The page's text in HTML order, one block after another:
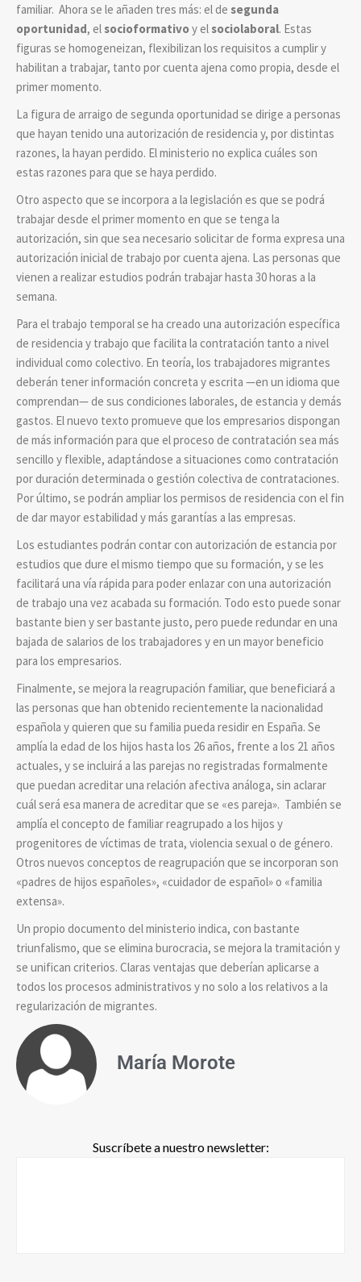
familiar. Ahora se le añaden tres más: el de segunda
oportunidad, el socioformativoy el sociolaboral. Estas
figuras se homogeneizan, flexibilizan los requisitos a cumplir y
habilitan a trabajar, tanto por cuenta ajena como propia, desde el
primer momento.
La figura de arraigo de segunda oportunidad se dirige a personas
que hayan tenido una autorización de residencia y, por distintas
razones, la hayan perdido. El ministerio no explica cuáles son
estas razones para que se haya perdido.
Otro aspecto que se incorpora a la legislación es que se podrá
trabajar desde el primer momento en que se tenga la
autorización, sin que sea necesario solicitar de forma expresa una
autorización inicial de trabajo por cuenta ajena. Las personas que
vienen a realizar estudios podrán trabajar hasta 30 horas a la
semana.
Para el trabajo temporal se ha creado una autorización específica
de residencia y trabajo que facilita la contratación tanto a nivel
individual como colectivo. En teoría, los trabajadores migrantes
deberán tener información concreta y escrita —en un idioma que
comprendan— de sus condiciones laborales, de estancia y demás
gastos. El nuevo texto promueve que los empresarios dispongan
de más información para que el proceso de contratación sea más
sencillo y flexible, adaptándose a situaciones como contratación
por duración determinada o gestión colectiva de contrataciones.
Por último, se podrán ampliar los permisos de residencia con el fin
de dar mayor estabilidad y más garantías a las empresas.
Los estudiantes podrán contar con autorización de estancia por
estudios que dure el mismo tiempo que su formación, y se les
facilitará una vía rápida para poder enlazar con una autorización
de trabajo una vez acabada su formación. Todo esto puede sonar
bastante bien y ser bastante justo, pero puede redundar en una
bajada de salarios de los trabajadores y en un mayor beneficio
para los empresarios.
Finalmente, se mejora la reagrupación familiar, que beneficiará a
las personas que han obtenido recientemente la nacionalidad
española y quieren que su familia pueda residir en España. Se
amplía la edad de los hijos hasta los 26 años, frente a los 21 años
actuales, y se incluirá a las parejas no registradas formalmente
que puedan acreditar una relación afectiva análoga, sin aclarar
cuál será esa manera de acreditar que se «es pareja». También se
amplía el concepto de familiar reagrupado a los hijos y
progenitores de víctimas de trata, violencia sexual o de género.
Otros nuevos conceptos de reagrupación que se incorporan son
«padres de hijos españoles», «cuidador de español» o «familia
extensa».
Un propio documento del ministerio indica, con bastante
triunfalismo, que se elimina burocracia, se mejora la tramitación y
se unifican criterios. Claras ventajas que deberían aplicarse a
todos los procesos administrativos y no solo a los relativos a la
regularización de migrantes.
María Morote
Suscríbete a nuestro newsletter: